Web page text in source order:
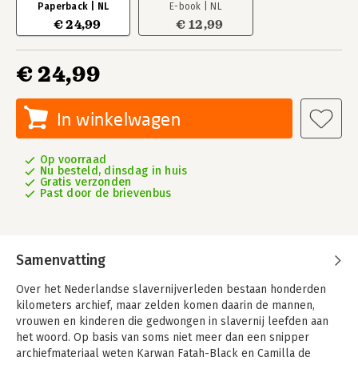
Paperback | NL
€ 24,99
E-book | NL
€ 12,99
€ 24,99
In winkelwagen
Op voorraad
Nu besteld, dinsdag in huis
Gratis verzonden
Past door de brievenbus
Samenvatting
Over het Nederlandse slavernijverleden bestaan honderden
kilometers archief, maar zelden komen daarin de mannen,
vrouwen en kinderen die gedwongen in slavernij leefden aan
het woord. Op basis van soms niet meer dan een snipper
archiefmateriaal weten Karwan Fatah-Black en Camilla de